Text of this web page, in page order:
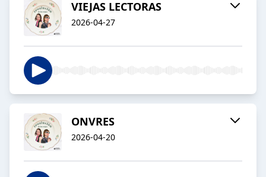
VIEJAS LECTORAS
2026-04-27
ONVRES
2026-04-20